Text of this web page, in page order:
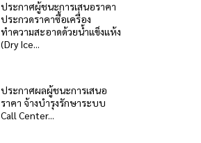
ประกาศผู้ชนะการเสนอราคา
ประกวดราคาซื้อเครื่อง
ทำความสะอาดด้วยน้ำแข็งแห้ง
(Dry Ice...
ประกาศผลผู้ชนะการเสนอ
ราคา จ้างบำรุงรักษาระบบ
Call Center...